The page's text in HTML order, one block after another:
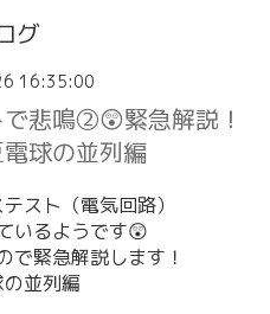
グ
16:35:00
悲鳴②😲緊急解説！
球の並列編
スト（電気回路）
いるようです😲
で緊急解説します！
並列編